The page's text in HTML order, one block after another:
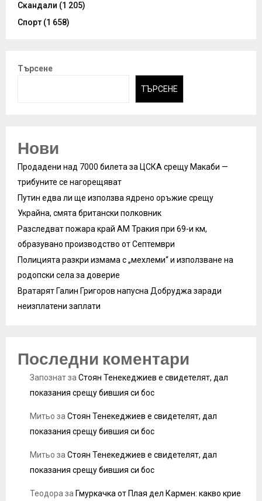
Скандали (1 205)
Спорт (1 658)
Търсене
ТЪРСЕНЕ
Нови
Продадени над 7000 билета за ЦСКА срещу Макаби —
трибуните се нагорещяват
Путин едва ли ще използва ядрено оръжие срещу
Украйна, смята британски полковник
Разследват пожара край АМ Тракия при 69-и км,
образувано производство от Септември
Полицията разкри измама с „мехлеми“ и използване на
родопски села за доверие
Вратарят Галин Григоров напусна Добруджа заради
неизплатени заплати
Последни коментари
ЗапознатзаСтоян Тенекеджиев е свидетелят, дал
показания срещу бившия си бос
Митьо заСтоян Тенекеджиев е свидетелят, дал
показания срещу бившия си бос
Митьо заСтоян Тенекеджиев е свидетелят, дал
показания срещу бившия си бос
Теодораза Гмуркачка от Плая дел Кармен: какво крие